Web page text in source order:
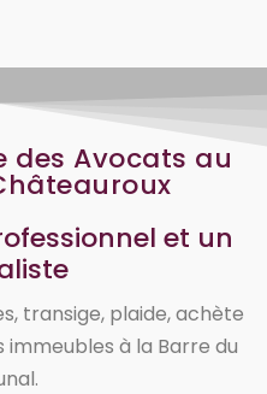
des Avocats au
et un
transige, plaide, achète
à la Barre du